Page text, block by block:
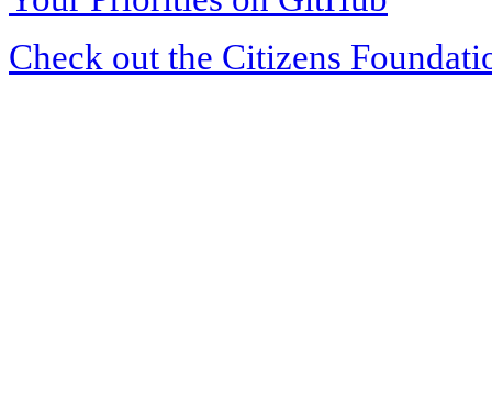
Check out the Citizens